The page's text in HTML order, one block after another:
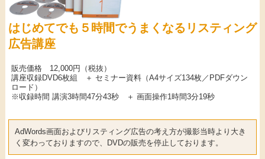
はじめてでも５時間でうまくなるリスティング
広告講座
販売価格 12,000円（税抜）
講座収録DVD6枚組 ＋ セミナー資料（A4サイズ134枚／PDFダウン
ロード）
※収録時間 講演3時間47分43秒 ＋ 画面操作1時間3分19秒
AdWords画面およびリスティング広告の考え方が撮影当時より大き
く変わっておりますので、DVDの販売を停止しております。